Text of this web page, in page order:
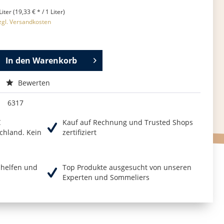
(19,33 € * / 1 Liter)
Versandkosten
In den Warenkorb
Bewerten
6317
Kein
Kauf auf Rechnung und Trusted Shops
zertifiziert
und
Top Produkte ausgesucht von unseren
Experten und Sommeliers